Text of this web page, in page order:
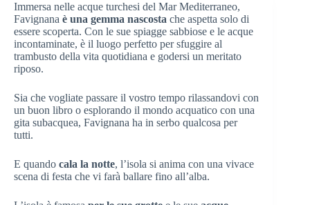
Immersa nelle acque turchesi del Mar Mediterraneo,
Favignana è una gemma nascosta che aspetta solo di
essere scoperta. Con le sue spiagge sabbiose e le acque
incontaminate, è il luogo perfetto per sfuggire al
trambusto della vita quotidiana e godersi un meritato
riposo.
Sia che vogliate passare il vostro tempo rilassandovi con
un buon libro o esplorando il mondo acquatico con una
gita subacquea, Favignana ha in serbo qualcosa per
tutti.
E quando cala la notte, l’isola si anima con una vivace
scena di festa che vi farà ballare fino all’alba.